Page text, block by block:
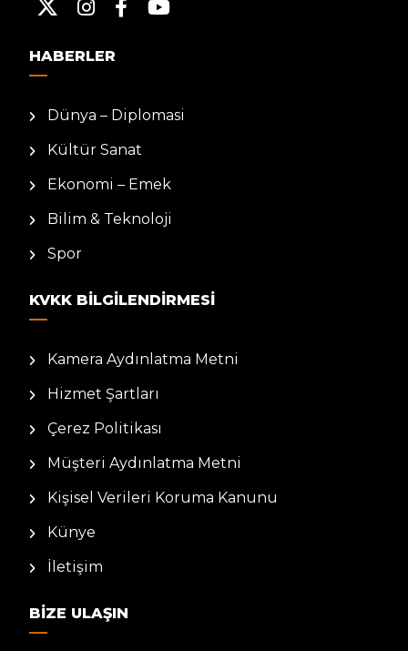
HABERLER
Dünya – Diplomasi
Kültür Sanat
Ekonomi – Emek
Bilim & Teknoloji
Spor
KVKK BILGILENDIRMESI
Kamera Aydınlatma Metni
Hizmet Şartları
Çerez Politikası
Müşteri Aydınlatma Metni
Kişisel Verileri Koruma Kanunu
Künye
İletişim
BIZE ULAŞIN